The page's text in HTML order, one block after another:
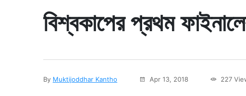
বিশ্বকাপের প্রথম
By Muktijoddhar Kantho Apr 13, 2018 227